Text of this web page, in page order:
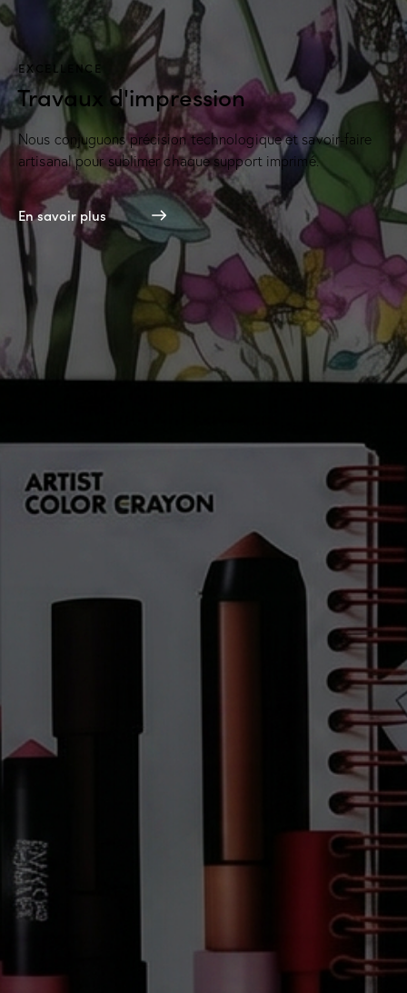
EXCELLENCE
Travaux d'impression
Nous conjuguons précision technologique et savoir-faire
artisanal pour sublimer chaque support imprimé.
En savoir plus